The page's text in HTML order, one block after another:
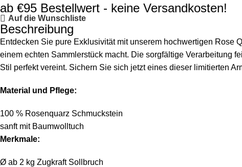
ab €95 Bestellwert - keine Versandkosten!
Auf die Wunschliste
Beschreibung
Entdecken Sie pure Exklusivität mit unserem hochwertigen Rose
einem echten Sammlerstück macht. Die sorgfältige Verarbeitung
Stil perfekt vereint. Sichern Sie sich jetzt eines dieser limitierten
Material und Pflege:
100 % Rosenquarz Schmuckstein
sanft mit Baumwolltuch
Merkmale:
Ø ab 2 kg Zugkraft Sollbruch